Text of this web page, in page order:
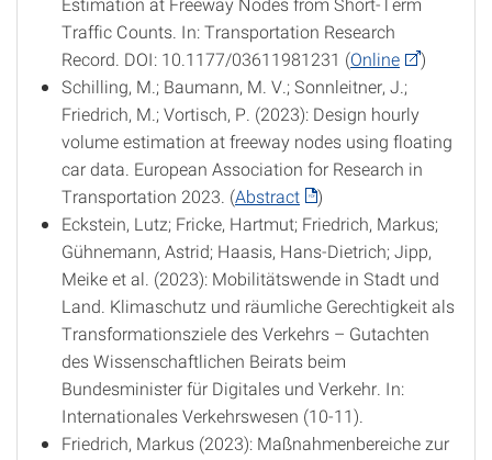
Traffic Counts. In: Transportation Research
Record. DOI: 10.1177/03611981231 (Online
)
Schilling, M.; Baumann, M. V.; Sonnleitner, J.;
Friedrich, M.; Vortisch, P. (2023): Design hourly
volume estimation at freeway nodes using floating
car data. European Association for Research in
Transportation 2023. (Abstract
)
Eckstein, Lutz; Fricke, Hartmut; Friedrich, Markus;
Gühnemann, Astrid; Haasis, Hans-Dietrich; Jipp,
Meike et al. (2023): Mobilitätswende in Stadt und
Land. Klimaschutz und räumliche Gerechtigkeit als
Transformationsziele des Verkehrs – Gutachten
des Wissenschaftlichen Beirats beim
Bundesminister für Digitales und Verkehr. In:
Internationales Verkehrswesen (10-11).
Friedrich, Markus (2023): Maßnahmenbereiche zur